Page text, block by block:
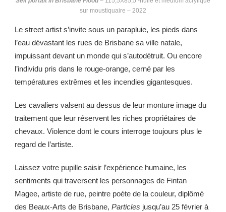
sur moustiquaire – 2022
Le street artist s’invite sous un parapluie, les pieds dans
l’eau dévastant les rues de Brisbane sa ville natale,
impuissant devant un monde qui s’autodétruit. Ou encore
l’individu pris dans le rouge-orange, cerné par les
températures extrêmes et les incendies gigantesques.
Les cavaliers valsent au dessus de leur monture image du
traitement que leur réservent les riches propriétaires de
chevaux. Violence dont le cours interroge toujours plus le
regard de l’artiste.
Laissez votre pupille saisir l’expérience humaine, les
sentiments qui traversent les personnages de Fintan
Magee, artiste de rue, peintre poète de la couleur, diplômé
des Beaux-Arts de Brisbane, Particles jusqu’au 25 février à